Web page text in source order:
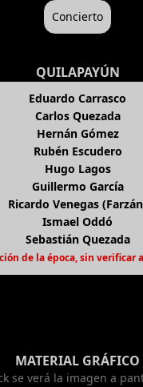
Concierto
QUILAPAYÚN
Eduardo Carrasco
Carlos Quezada
Hernán Gómez
Rubén Escudero
Hugo Lagos
Guillermo García
Ricardo Venegas
Ismael Oddó
Sebastián Quezada
de la época, sin verificar
MATERIAL GRÁFICO
se verá la imagen a